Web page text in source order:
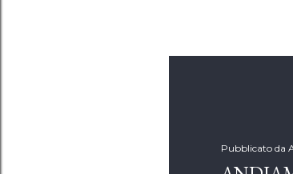
Pubblicato da